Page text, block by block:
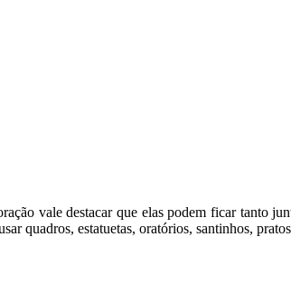
vale destacar que elas podem ficar tanto
quadros, estatuetas, oratórios, santinhos,